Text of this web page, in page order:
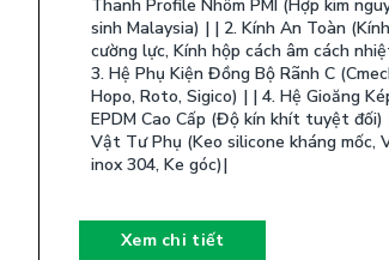
Thanh Profile Nhôm PMI (Hợp kim
sinh Malaysia) | | 2. Kính An Toàn (Kính
cường lực, Kính hộp cách âm cách
3. Hệ Phụ Kiện Đồng Bộ Rãnh C
Hopo, Roto, Sigico) | | 4. Hệ Gioăng
EPDM Cao Cấp (Độ kín khít tuyệt đối)
Vật Tư Phụ (Keo silicone kháng mốc,
inox 304, Ke góc)| ​
Xem chi tiết